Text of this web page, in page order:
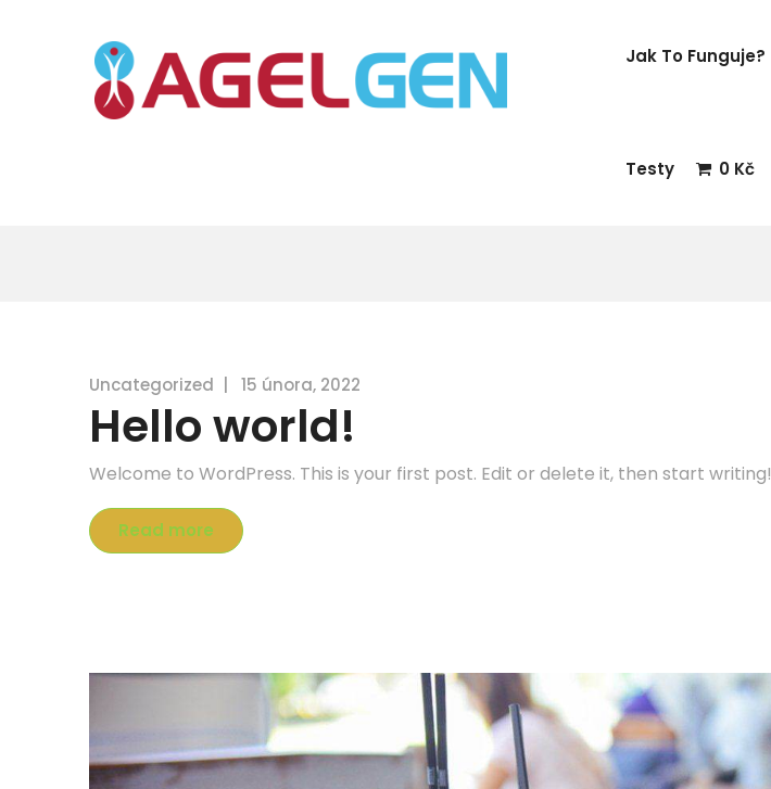
Jak To Funguje?
Testy 0 Kč
Uncategorized |15 února, 2022
Hello world!
Welcome to WordPress. This is your first post. Edit or delete it, then start writing!
Read more